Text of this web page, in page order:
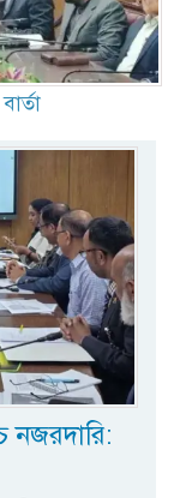
নজরদারি: